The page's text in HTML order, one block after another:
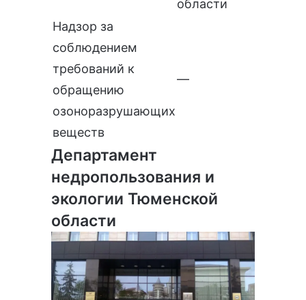
области
Надзор за
соблюдением
требований к
обращению
озоноразрушающих
веществ
—
Департамент
недропользования и
экологии Тюменской
области